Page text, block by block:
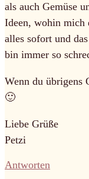
als auch Gemüse
Ideen, wohin mich
alles sofort und
bin immer so
Wenn du übrigens
🙂
Liebe Grüße
Petzi
Antworten